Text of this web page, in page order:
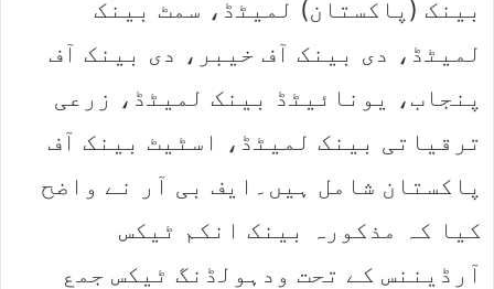
بینک (پاکستان) لمیٹڈ، سمٹ بینک
لمیٹڈ، دی بینک آف خیبر، دی بینک آف
پنجاب، یونائیٹڈ بینک لمیٹڈ، زرعی
ترقیاتی بینک لمیٹڈ، اسٹیٹ بینک آف
پاکستان شامل ہیں۔ایف بی آر نے واضح
کیا کہ مذکورہ بینک انکم ٹیکس
آرڈیننس کے تحت ودہولڈنگ ٹیکس جمع